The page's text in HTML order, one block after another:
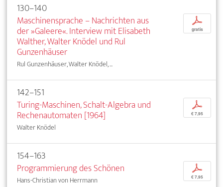
130–140
Maschinensprache – Nachrichten aus
der »Galeere«. Interview mit Elisabeth
Walther, Walter Knödel und Rul
Gunzenhäuser
Rul Gunzenhäuser, Walter Knödel, ...
p
gratis
142–151
Turing-Maschinen, Schalt-Algebra und
Rechenautomaten [1964]
Walter Knödel
p
€ 7,95
154–163
Programmierung des Schönen
Hans-Christian von Herrmann
p
€ 7,95